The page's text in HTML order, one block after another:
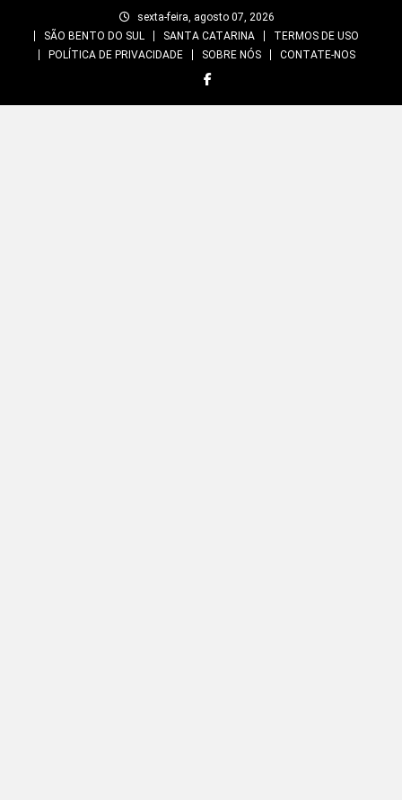
sexta-feira, agosto 07, 2026
SÃO BENTO DO SUL
SANTA CATARINA
TERMOS DE USO
POLÍTICA DE PRIVACIDADE
SOBRE NÓS CONTATE-NOS